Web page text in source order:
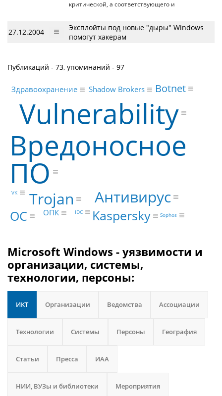
критической, а соответствующего и
27.12.2004
Эксплойты под новые "дыры" Windows
помогут хакерам
Публикаций - 73, упоминаний - 97
Вредоносное
ПО
Vulnerability
Trojan Антивирус
Kaspersky
ОС
Botnet
Shadow Brokers
Здравоохранение
ОПК Sophos
VK
IDC
Microsoft Windows - уязвимости и
организации, системы,
технологии, персоны:
ИКТ Организации Ведомства Ассоциации
Технологии Системы Персоны География
Статьи Пресса ИАА
НИИ, ВУЗы и библиотеки Мероприятия